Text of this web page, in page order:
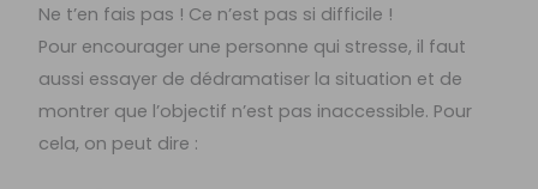
Ne t’en fais pas ! Ce n’est pas si difficile !
Pour encourager une personne qui stresse, il faut
aussi essayer de dédramatiser la situation et de
montrer que l’objectif n’est pas inaccessible. Pour
cela, on peut dire :